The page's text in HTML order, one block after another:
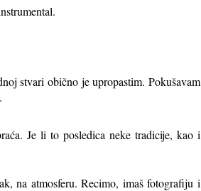
stvari obično je upropastim. Pokušavam
Je li to posledica neke tradicije, kao i
na atmosferu. Recimo, imaš fotografiju i